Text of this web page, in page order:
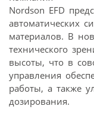
Nordson EFD
автоматических
материалов. В
технического
высоты, что в
управления
работы, а также
дозирования.